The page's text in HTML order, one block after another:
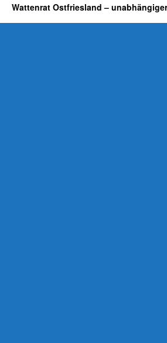
Wattenrat Ostfriesland –